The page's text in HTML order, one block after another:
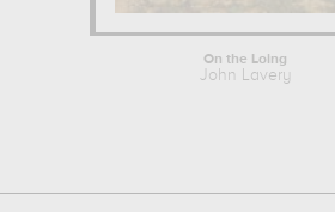
On the Loing
John Lavery